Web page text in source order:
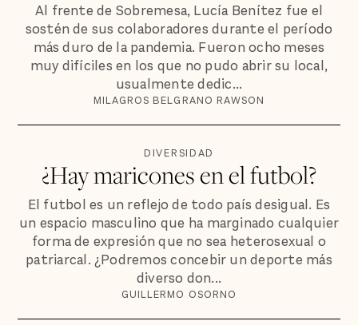
Al frente de Sobremesa, Lucía Benítez fue el
sostén de sus colaboradores durante el período
más duro de la pandemia. Fueron ocho meses
muy difíciles en los que no pudo abrir su local,
usualmente dedic...
MILAGROS BELGRANO RAWSON
DIVERSIDAD
¿Hay maricones en el futbol?
El futbol es un reflejo de todo país desigual. Es
un espacio masculino que ha marginado cualquier
forma de expresión que no sea heterosexual o
patriarcal. ¿Podremos concebir un deporte más
diverso don...
GUILLERMO OSORNO